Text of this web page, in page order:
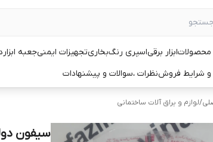
ابزار برقیاسپری رنگبخاریتجهیزات ایمنیجعبه ابزار
شرایط فروشنظرات ،سوالات و پیشنهادات
/لوازم و یراق آلات ساختمانی
سیفون